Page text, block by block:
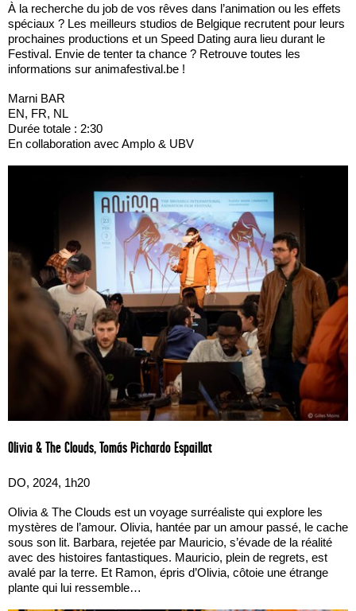
À la recherche du job de vos rêves dans l’animation ou les effets
spéciaux ? Les meilleurs studios de Belgique recrutent pour leurs
prochaines productions et un Speed Dating aura lieu durant le
Festival. Envie de tenter ta chance ? Retrouve toutes les
informations sur animafestival.be !
Marni BAR
EN, FR, NL
Durée totale : 2:30
En collaboration avec Amplo & UBV
Olivia & The Clouds, Tomás Pichardo Espaillat
DO, 2024, 1h20
Olivia & The Clouds est un voyage surréaliste qui explore les
mystères de l’amour. Olivia, hantée par un amour passé, le cache
sous son lit. Barbara, rejetée par Mauricio, s’évade de la réalité
avec des histoires fantastiques. Mauricio, plein de regrets, est
avalé par la terre. Et Ramon, épris d’Olivia, côtoie une étrange
plante qui lui ressemble…